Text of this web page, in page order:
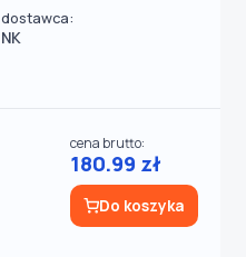
dostawca:
NK
cena brutto:
180.99 zł
Do koszyka